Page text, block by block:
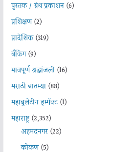
पुस्तक / ग्रंथ प्रकाशन(6)
प्रशिक्षण(2)
प्रादेशिक(319)
बँकिंग(9)
भावपूर्ण श्रद्धांजली(16)
मराठी बातम्या(88)
महाबुलेटीन इम्पॅक्ट(1)
महाराष्ट्र(2,352)
अहमदनगर(22)
कोकण(5)